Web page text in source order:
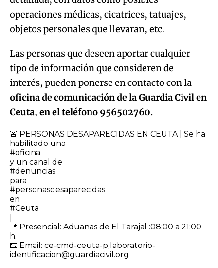
operaciones médicas, cicatrices, tatuajes,
objetos personales que llevaran, etc.
Las personas que deseen aportar cualquier
tipo de información que consideren de
interés, pueden ponerse en contacto con la
oficina de comunicación de la Guardia Civil en
Ceuta, en el teléfono 956502760.
🚨 PERSONAS DESAPARECIDAS EN CEUTA | Se ha
habilitado una
#oficina
y un canal de
#denuncias
para
#personasdesaparecidas
en
#Ceuta
​📍 Presencial: Aduanas de El Tarajal :08:00 a 21:00
h.
📧 Email: ce-cmd-ceuta-pjlaboratorio-
identificacion@guardiacivil.org